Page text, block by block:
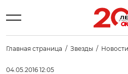
Главная страница Звезды Новости
04.05.2016 12:05